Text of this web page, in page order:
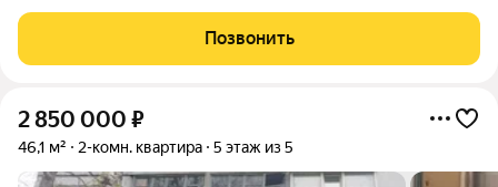
совместима с
Позвонить
2 850 000 ₽
46,1 м² 2-комн. квартира 5 этаж из 5